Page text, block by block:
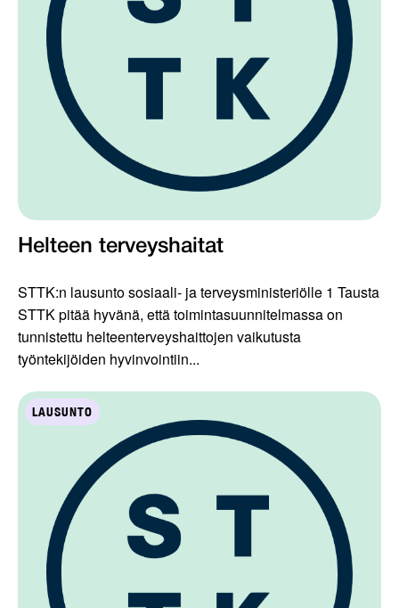
Helteen terveyshaitat
STTK:n lausunto sosiaali- ja terveysministeriölle 1 Tausta
STTK pitää hyvänä, että toimintasuunnitelmassa on
tunnistettu helteenterveyshaittojen vaikutusta
työntekijöiden hyvinvointiin...
LAUSUNTO